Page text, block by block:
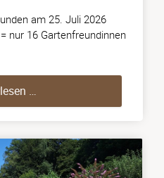
am 25. Juli 2026
nur 16 Gartenfreundinnen
…